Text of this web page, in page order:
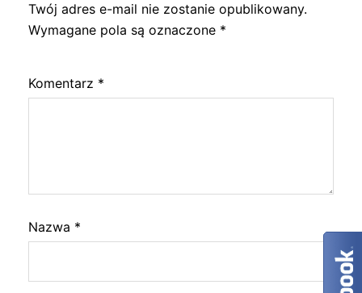
Twój adres e-mail nie zostanie opublikowany.
Wymagane pola są oznaczone *
Komentarz *
Nazwa *